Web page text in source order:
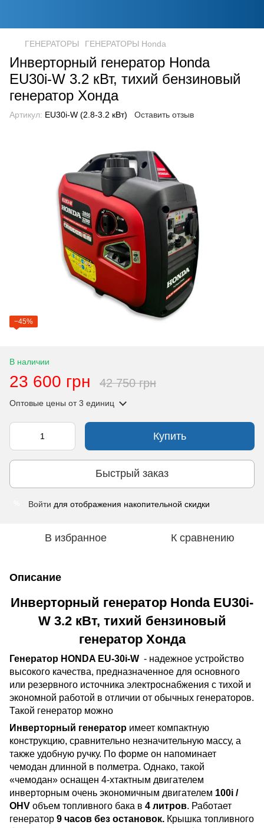
ГЕНЕРАТОРЫ ГЕНЕРАТОРЫ Honda
Инверторный генератор Honda
EU30i-W 3.2 кВт, тихий бензиновый
генератор Хонда
Артикул: EU30i-W (2.8-3.2 кВт) Оставить отзыв
−45%
В наличии
23 600 грн 42 750 грн
Оптовые цены от 3 единиц
Купить
Быстрый заказ
Войти для отображения накопительной скидки
В избранное К сравнению
Описание
Инверторный генератор Honda EU30i-
W 3.2 кВт, тихий бензиновый
генератор Хонда
Генератор HONDA EU-30i-W - надежное устройство
высокого качества, предназначенное для основного
или резервного источника электроснабжения с тихой и
экономной работой в отличии от обычных генераторов.
Такой генератор можно
Инверторный генератор имеет компактную
конструкцию, сравнительно незначительную массу, а
также удобную ручку. По форме он напоминает
чемодан длинной в полметра. Однако, такой
«чемодан» оснащен 4-хтактным двигателем
инверторным очень экономичным двигателем 100i /
OHV объем топливного бака в 4 литров. Работает
генератор 9 часов без остановок. Крышка топливного